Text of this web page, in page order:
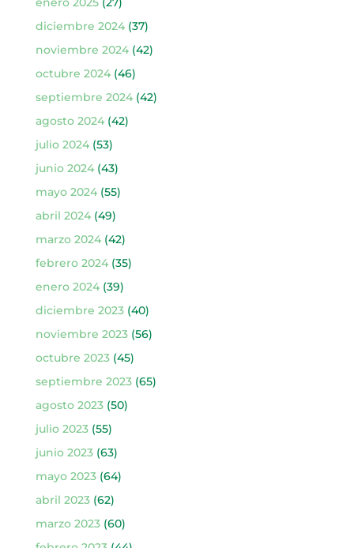
diciembre 2024(37)
noviembre 2024(42)
octubre 2024(46)
septiembre 2024(42)
agosto 2024(42)
julio 2024(53)
junio 2024(43)
mayo 2024(55)
abril 2024(49)
marzo 2024(42)
febrero 2024(35)
enero 2024(39)
diciembre 2023(40)
noviembre 2023(56)
octubre 2023(45)
septiembre 2023(65)
agosto 2023(50)
julio 2023(55)
junio 2023(63)
mayo 2023(64)
abril 2023(62)
marzo 2023(60)